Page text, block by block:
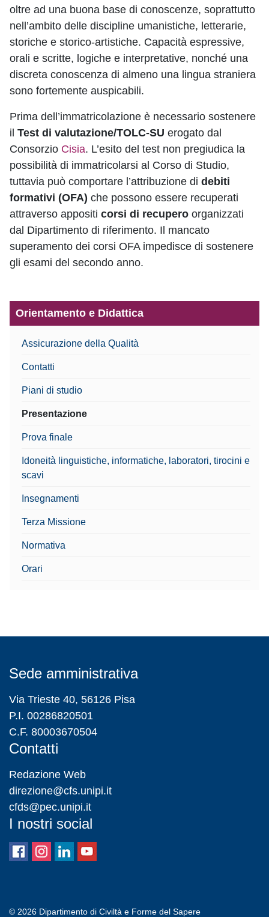
oltre ad una buona base di conoscenze, soprattutto
nell’ambito delle discipline umanistiche, letterarie,
storiche e storico-artistiche. Capacità espressive,
orali e scritte, logiche e interpretative, nonché una
discreta conoscenza di almeno una lingua straniera
sono fortemente auspicabili.
Prima dell’immatricolazione è necessario sostenere
il Test di valutazione/TOLC-SU erogato dal
Consorzio Cisia. L’esito del test non pregiudica la
possibilità di immatricolarsi al Corso di Studio,
tuttavia può comportare l’attribuzione di debiti
formativi (OFA) che possono essere recuperati
attraverso appositi corsi di recupero organizzati
dal Dipartimento di riferimento. Il mancato
superamento dei corsi OFA impedisce di sostenere
gli esami del secondo anno.
Orientamento e Didattica
Assicurazione della Qualità
Contatti
Piani di studio
Presentazione
Prova finale
Idoneità linguistiche, informatiche, laboratori, tirocini e
scavi
Insegnamenti
Terza Missione
Normativa
Orari
Sede amministrativa
Via Trieste 40, 56126 Pisa
P.I. 00286820501
C.F. 80003670504
Contatti
Redazione Web
direzione@cfs.unipi.it
cfds@pec.unipi.it
I nostri social
© 2026 Dipartimento di Civiltà e Forme del Sapere